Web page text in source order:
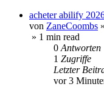
acheter abilify
von ZaneCoombs »
» 1 min read
0 Antworten
1 Zugriffe
Letzter
vor 3